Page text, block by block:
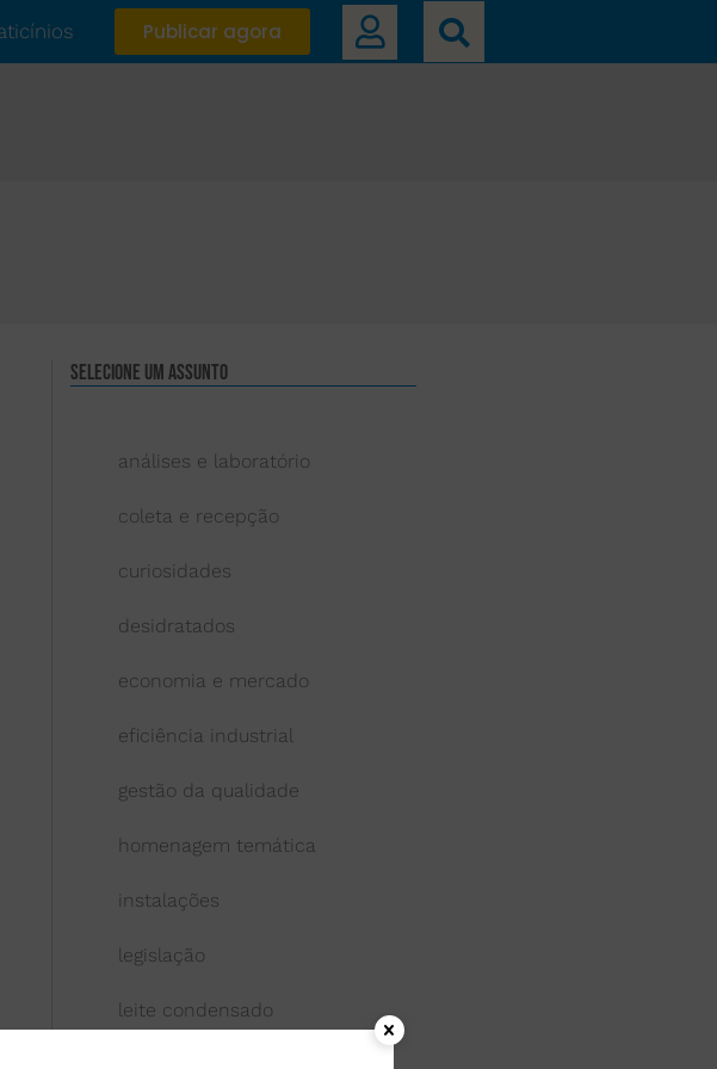
Publicar agora
Selecione um assunto
análises e laboratório
coleta e recepção
curiosidades
desidratados
economia e mercado
eficiência industrial
gestão da qualidade
homenagem temática
instalações
legislação
leite condensado